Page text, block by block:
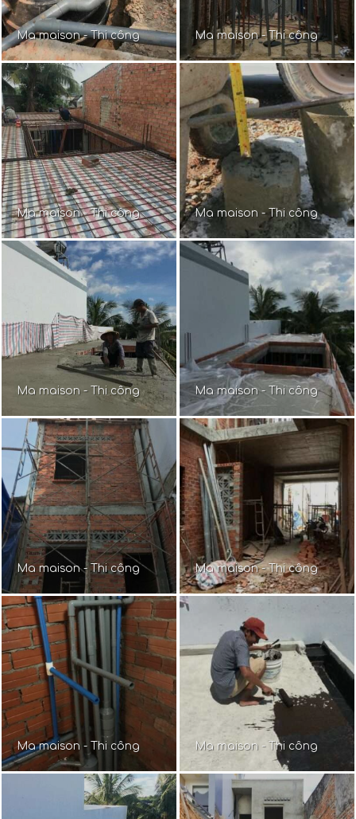
Ma maison - Thi công Ma maison - Thi công
Ma maison - Thi công Ma maison - Thi công
Ma maison - Thi công Ma maison - Thi công
Ma maison - Thi công Ma maison - Thi công
Ma maison - Thi công Ma maison - Thi công